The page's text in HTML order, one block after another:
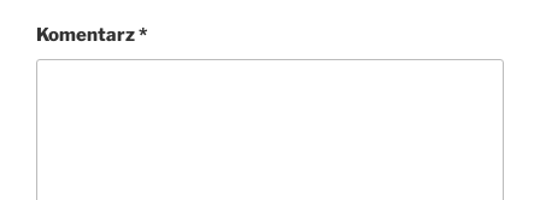
Komentarz*